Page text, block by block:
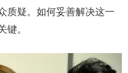
质疑。如何妥善解决这一
键。